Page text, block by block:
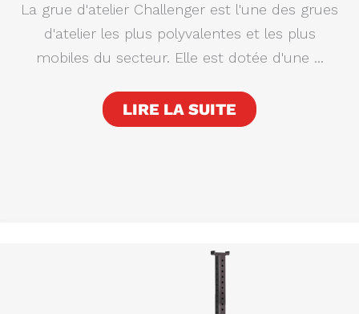
La grue d'atelier Challenger est l'une des grues
d'atelier les plus polyvalentes et les plus
mobiles du secteur. Elle est dotée d'une ...
LIRE LA SUITE